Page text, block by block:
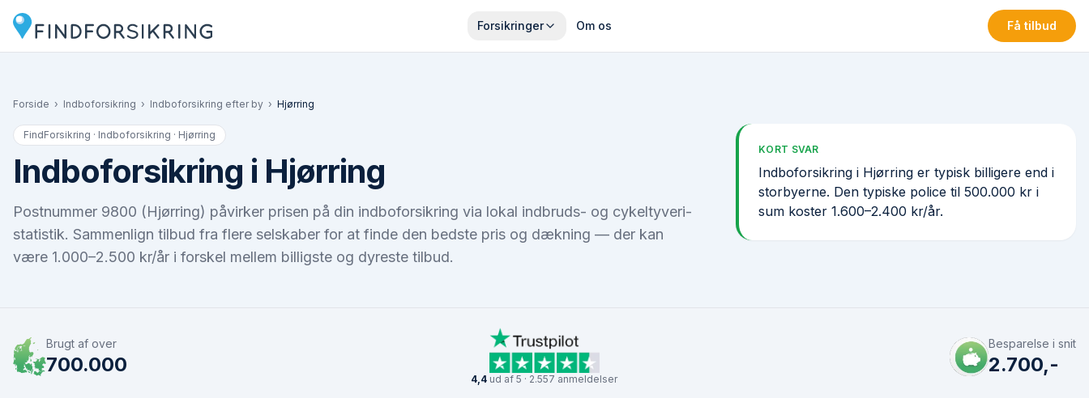
Forsikringer Om os Få tilbud
Forside › Indboforsikring › Indboforsikring efter by › Hjørring
FindForsikring · Indboforsikring · Hjørring
Indboforsikring i Hjørring
Postnummer 9800 (Hjørring) påvirker prisen på din indboforsikring via lokal indbruds- og cykeltyveri-
statistik. Sammenlign tilbud fra flere selskaber for at finde den bedste pris og dækning — der kan
være 1.000–2.500 kr/år i forskel mellem billigste og dyreste tilbud.
KORT SVAR
Indboforsikring i Hjørring er typisk billigere end i
storbyerne. Den typiske police til 500.000 kr i
sum koster 1.600–2.400 kr/år.
Brugt af over
700.000
4,4 ud af 5 · 2.557 anmeldelser
Besparelse i snit
2.700,-